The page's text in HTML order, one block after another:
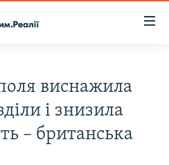
виснажила
і знизила
– британська